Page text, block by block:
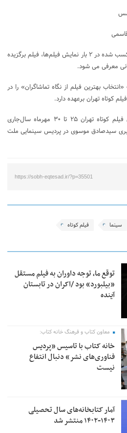
پس از جمع‌بندی نهایی امتیازات کسب شده در ۲ بار نمایش فیلم‌ها، فیلم برگزیده
معرفی می شود.
بهترین فیلم از نگاه تماشاگران» را در
کوتاه تهران برعهده دارد.
سی‌وچهارمین جشنواره بین‌المللی فیلم کوتاه تهران ۲۵ تا ۳۰ مهرماه سال‌جاری
۱۷ تا ۲۲ اکتبر ۲۰۱۷ به دبیری سیدصادق موسوی در پردیس سینمایی ملت
https://sobh-eqtesad.ir/?p=35501
سینما فیلم کوتاه
توقع ما، توجه داوران به فیلم مستقل
«بیلبورد» بود /اکران در تابستان
آینده
معاون کتاب و فرهنگ خانه کتاب:
خانه کتاب با تاسیس «پردیس
فناوری‌های نشر» دنبال انتفاع
نیست
آمار کتابخانه‌های سال تحصیلی
۱۴۰۳-۱۴۰۲ منتشر شد